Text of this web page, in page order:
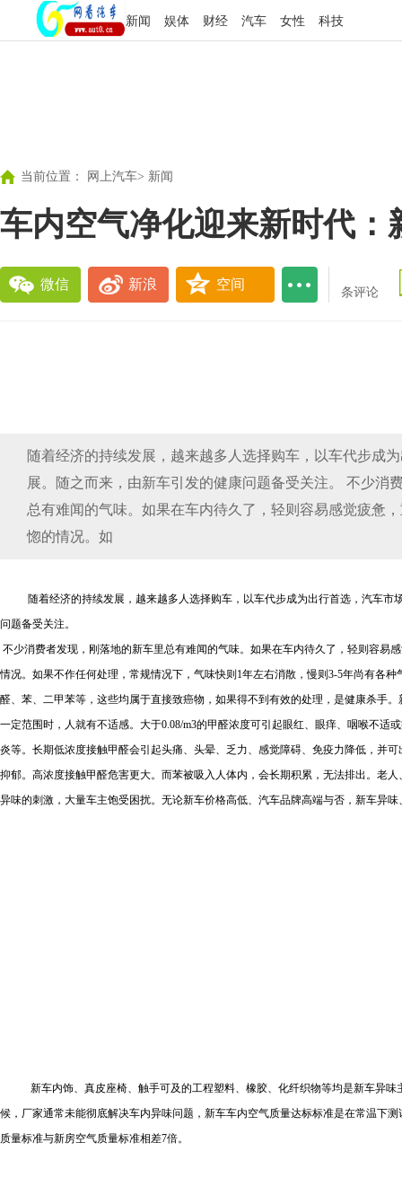
新闻 娱体 财经 汽车 女性 科技
当前位置： 网上汽车> 新闻
车内空气净化迎来新时代
微信 新浪 空间
条评论
随着经济的持续发展，越来越多人选择购车，以车代步成
展。随之而来，由新车引发的健康问题备受关注。 不少消
总有难闻的气味。如果在车内待久了，轻则容易感觉疲惫
惚的情况。如
随着经济的持续发展，越来越多人选择购车，以车代步成为出行首选，汽车市
问题备受关注。
不少消费者发现，刚落地的新车里总有难闻的气味。如果在车内待久了，轻则容易
情况。如果不作任何处理，常规情况下，气味快则 1年左右消散，慢则 3-5年尚有各种
醛、苯、二甲苯等，这些均属于直接致癌物，如果得不到有效的处理，是健康杀手
一定范围时，人就有不适感。大于0.08/m3的甲醛浓度可引起眼红、眼痒、咽喉不适
炎等。长期低浓度接触甲醛会引起头痛、头晕、乏力、感觉障碍、免疫力降低，并
抑郁。高浓度接触甲醛危害更大。而苯被吸入人体内，会长期积累，无法排出。老
异味的刺激，大量车主饱受困扰。无论新车价格高低、汽车品牌高端与否，新车异
新车内饰、真皮座椅、触手可及的工程塑料、橡胶、化纤织物等均是新车异
候，厂家通常未能彻底解决车内异味问题，新车车内空气质量达标标准是在常温下
质量标准与新房空气质量标准相差7倍。